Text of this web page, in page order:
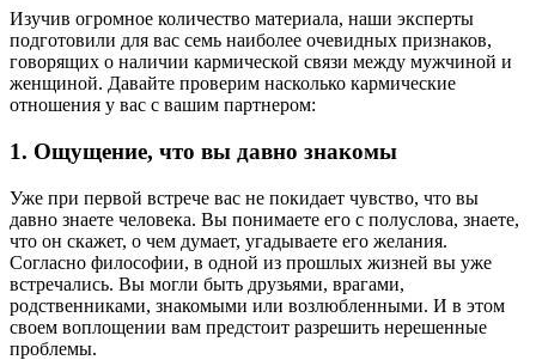
Изучив огромное количество материала, наши эксперты
подготовили для вас семь наиболее очевидных признаков,
говорящих о наличии кармической связи между мужчиной и
женщиной. Давайте проверим насколько кармические
отношения у вас с вашим партнером:
1. Ощущение, что вы давно знакомы
Уже при первой встрече вас не покидает чувство, что вы
давно знаете человека. Вы понимаете его с полуслова, знаете,
что он скажет, о чем думает, угадываете его желания.
Согласно философии, в одной из прошлых жизней вы уже
встречались. Вы могли быть друзьями, врагами,
родственниками, знакомыми или возлюбленными. И в этом
своем воплощении вам предстоит разрешить нерешенные
проблемы.